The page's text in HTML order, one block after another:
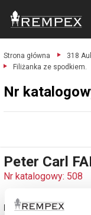
Strona główna
318
Filiżanka ze spodkiem.
Nr
Peter Carl
Nr katalogowy: 508
Filiżanka ze spodkiem